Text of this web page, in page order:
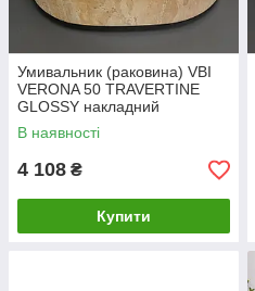
Умивальник (раковина) VBI
VERONA 50 TRAVERTINE
GLOSSY накладний
В наявності
4 108 ₴
Купити